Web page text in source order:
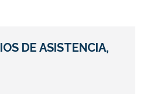
DE ASISTENCIA,